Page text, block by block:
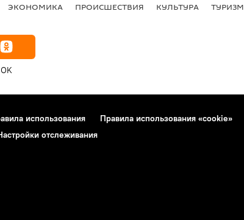
ЭКОНОМИКА ПРОИСШЕСТВИЯ КУЛЬТУРА ТУРИЗМ
OK
использования
Правила использования «cookie»
отслеживания